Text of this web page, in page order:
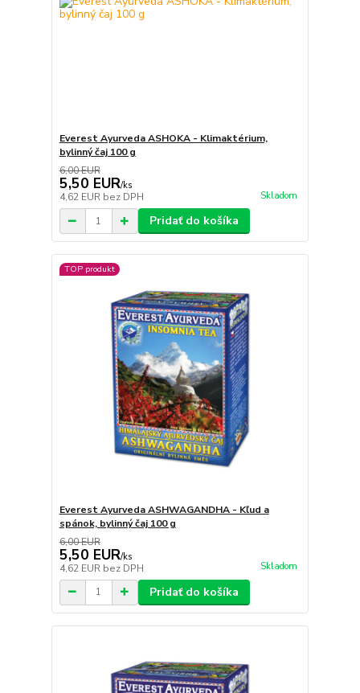
Everest Ayurveda ASHOKA - Klimaktérium,
bylinný čaj 100 g
6,00 EUR
5,50 EUR/ks
4,62 EUR bez DPH Skladom
Pridať do košíka
TOP produkt
Everest Ayurveda ASHWAGANDHA - Kľud a
spánok, bylinný čaj 100 g
6,00 EUR
5,50 EUR/ks
4,62 EUR bez DPH Skladom
Pridať do košíka